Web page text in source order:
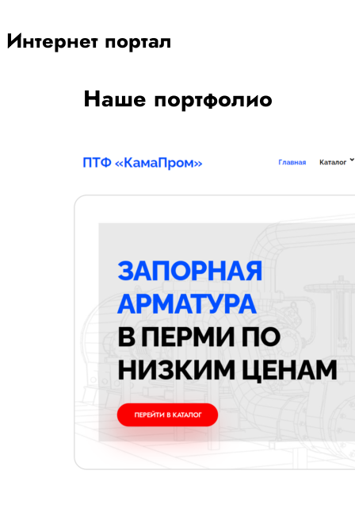
Интернет портал
Наше портфолио